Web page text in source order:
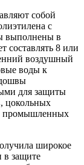
собой
с
выполнены в
составлять 8 или
воздушный
воды к
для защиты
цокольных
промышленных
широкое
в защите